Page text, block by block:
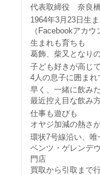
代表取締役 奈良
1964年3月23日生
（Facebookアカウ
生まれも育ちも
葛飾、柴又となり
子ども好きが高じて
4人の息子に囲まれ
早く、一緒に飲み
最近控え目な飲み
仕事も遊びも
オヤジ加減の熱さ
環状7号線沿い、唯
ベンツ・ゲレンデ
門店
買取から引取まで